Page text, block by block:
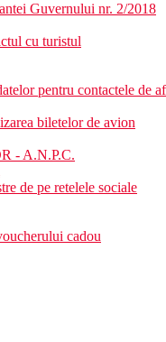
copii si adulti
gratuite
Guvernului nr. 2/2018
cu turistul
pentru contactele de
biletelor de avion
- A.N.P.C.
de pe retelele sociale
cadou